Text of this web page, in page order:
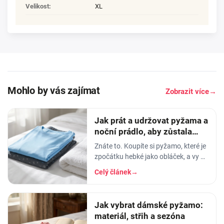
Velikost: XL
Mohlo by vás zajímat Zobrazit více→
Jak prát a udržovat pyžama a
noční prádlo, aby zůstala
měkká
Znáte to. Koupíte si pyžamo, které je
zpočátku hebké jako obláček, a vy v
něm usínáte s pocitem, že spíte v
luxusu. Po pár měsících praní z něj…
Celý článek→
Jak vybrat dámské pyžamo:
materiál, střih a sezóna